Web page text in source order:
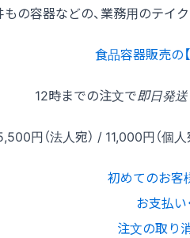
もの容器などの、業務用のテイ
食品容器販売の
12時までの注文で即日発送
円（法人宛） / 11,000円（個
初めてのお客
お支払い
注文の取り